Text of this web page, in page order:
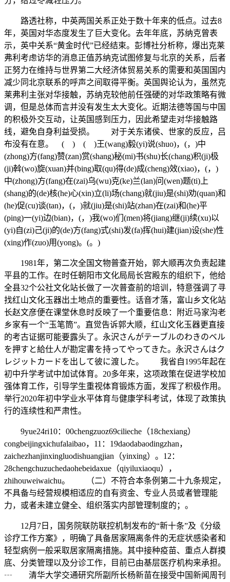
路透社称，中英两国关系正处于数十年来的低点。过去8
年，英国对华态度发生了巨大变化。去年年底，苏纳克曾表
示，英中关系“黄金时代”已经结束。彭博社分析称，爆出克莱
弗利考虑访华的消息正值苏纳克试图修复与北京的关系，后者
正努力在维持与世界第二大经济体贸易关系的需要和英国国内
减少同北京联系的呼声之间取得平衡。英国舆论认为，虽然克
莱弗利主张对华接触，苏纳克较他前任强硬的对华政策略有微
调，但是总体而言并没有发生太大变化。近期法德等国与中国
的积极外交互动，让英国感到压力，因此希望走对华接触路
线，避免自身利益受损。 对于关东诸侯、世家的反应，吕
布没有在意。 ( ) ( )王(wang)毅(yi)说(shuo)，(，)中
(zhong)方(fang)赞(zan)赏(shang)秘(mi)书(shu)长(chang)积(ji)极
(ji)斡(wo)旋(xuan)并(bing)取(qu)得(de)成(cheng)效(xiao)，(，)
中(zhong)方(fang)在(zai)乌(wu)克(ke)兰(lan)问(wen)题(ti)上
(shang)的(de)核(he)心(xin)立(li)场(chang)就(jiu)是(shi)劝(quan)和
(he)促(cu)谈(tan)，(，)就(jiu)是(shi)站(zhan)在(zai)和(he)平
(ping)一(yi)边(bian)，(，)我(wo)们(men)将(jiang)继(ji)续(xu)以
(yi)自(zi)己(ji)的(de)方(fang)式(shi)发(fa)挥(hui)建(jian)设(she)性
(xing)作(zuo)用(yong)。(。)
1981年，第二次全国文物普查开始，郭大顺再次负责起建
平县的工作。在时任朝阳市文化局局长宫殿东的组织下，他给
全县32个公社文化站长做了一次普查前的培训，特意强调了寻
找红山文化玉器出土地点的重要性。话音才落，富山乡文化站
长赵文彦便在课堂休息时反映了一个重要信息：附近马家沟老
乡家有一个“玉笔筒”。直觉告诉郭大顺，红山文化玉器更直接
的考古证据可能要露头了。永沢さんがテーブルのわきのベル
を押すと給仕人が勘定書を持ってやってきた。永沢さんはク
レジットカードを出して彼に渡した。 我省自1995年起在
初中升学考试中加试体育。20多年来，这项政策在促进学校加
强体育工作，引导学生重视体育锻炼方面，发挥了积极作用。
举行2020年初中学业水平体育与健康学科考试，体现了政策执
行的连续性和严肃性。
9yue24ri10：00chengzuoz69cilieche（18chexiang）
congbeijingxichufalaibao，11：19daodabaodingzhan，
zaichezhanjinxingluodishuangjian（yinxing）。12：
28chengchuzuchedaohebeidaxue（qiyiluxiaoqu），
zhihouweiwaichu。 （二）不符合本条例第二十九条规定，
不具备与经营规模相适应的自有资金、专业人员或者管理能
力，或者未建立健全、组织落实内部管理制度的；。
12月7日，国务院联防联控机制发布的“新十条”及《分级
诊疗工作方案》，明确了具备居家隔离条件的无症状感染者和
轻型病例一般采取居家隔离措施。其中接种疫苗、重点人群摸
底、分类管理以及分诊工作，目前已由基层医疗机构来承担。
┄ 清华大学交通研究所副所长杨新苗在接受中国新闻周刊